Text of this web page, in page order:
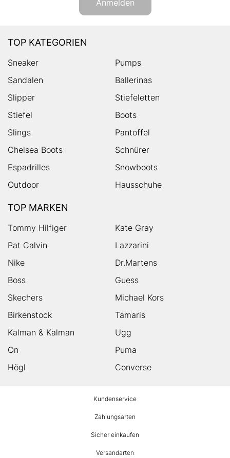
Anmelden
TOP KATEGORIEN
Sneaker
Pumps
Sandalen
Ballerinas
Slipper
Stiefeletten
Stiefel
Boots
Slings
Pantoffel
Chelsea Boots
Schnürer
Espadrilles
Snowboots
Outdoor
Hausschuhe
TOP MARKEN
Tommy Hilfiger
Kate Gray
Pat Calvin
Lazzarini
Nike
Dr.Martens
Boss
Guess
Skechers
Michael Kors
Birkenstock
Tamaris
Kalman & Kalman
Ugg
On
Puma
Högl
Converse
Kundenservice
Zahlungsarten
Sicher einkaufen
Versandarten